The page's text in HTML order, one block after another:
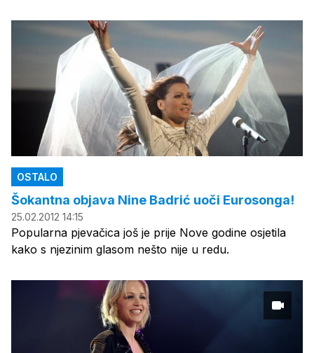
OSTALO
Šokantna objava Nine Badrić uoči Eurosonga!
25.02.2012 14:15
Popularna pjevačica još je prije Nove godine osjetila
kako s njezinim glasom nešto nije u redu.